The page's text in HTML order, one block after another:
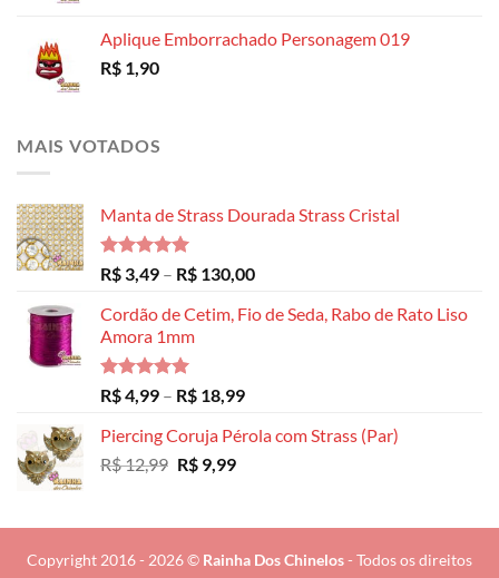
Aplique Emborrachado Personagem 019
R$ 1,90
MAIS VOTADOS
Manta de Strass Dourada Strass Cristal
Avaliação
5.00
de 5
R$ 3,49 – R$ 130,00Faixa
preço:
Cordão de Cetim, Fio de Seda, Rabo de Rato Liso
Amora 1mm
Avaliação
5.00
de 5
R$4,99 – R$ 18,99Faixa
preço:
Piercing Coruja Pérola com Strass (Par)
R$12,99 O
era:
R$ 12,99.
R$9,99O
é:
R$ 9,99.
Copyright 2016 - 2026 © Rainha Dos Chinelos- Todos os direitos